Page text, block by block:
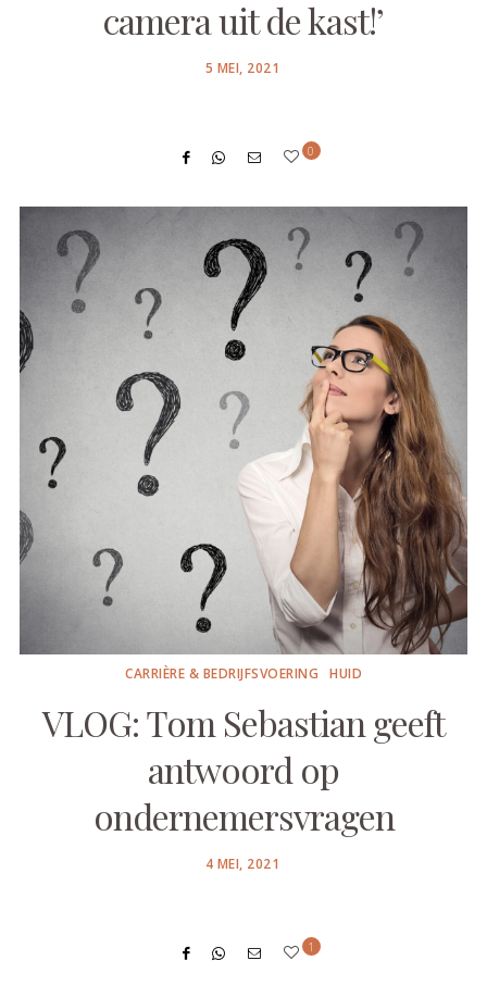
camera uit de kast!’
POSTED
5 MEI, 2021
0
CARRIÈRE & BEDRIJFSVOERING HUID
VLOG: Tom Sebastian geeft
antwoord op
ondernemersvragen
POSTED
4 MEI, 2021
1